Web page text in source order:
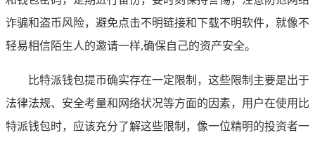
诈骗和盗币风险，避免点击不明链接和下载不明软件，就像不
轻易相信陌生人的邀请一样,确保自己的资产安全。
比特派钱包提币确实存在一定限制，这些限制主要是出于
法律法规、安全考量和网络状况等方面的因素，用户在使用比
特派钱包时，应该充分了解这些限制，像一位精明的投资者一